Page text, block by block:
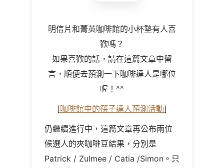
明信片和菁英咖啡館的小杯墊有人喜
歡嗎？
如果喜歡的話，請在這篇文章中留
言，順便去預測一下咖啡達人是哪位
喔！^^
[咖啡館中的筷子達人預測活動]
仍繼續進行中，這篇文章再公布兩位
候選人的夾咖啡豆結果，分別是
Patrick / Zulmee / Catia /Simon。只